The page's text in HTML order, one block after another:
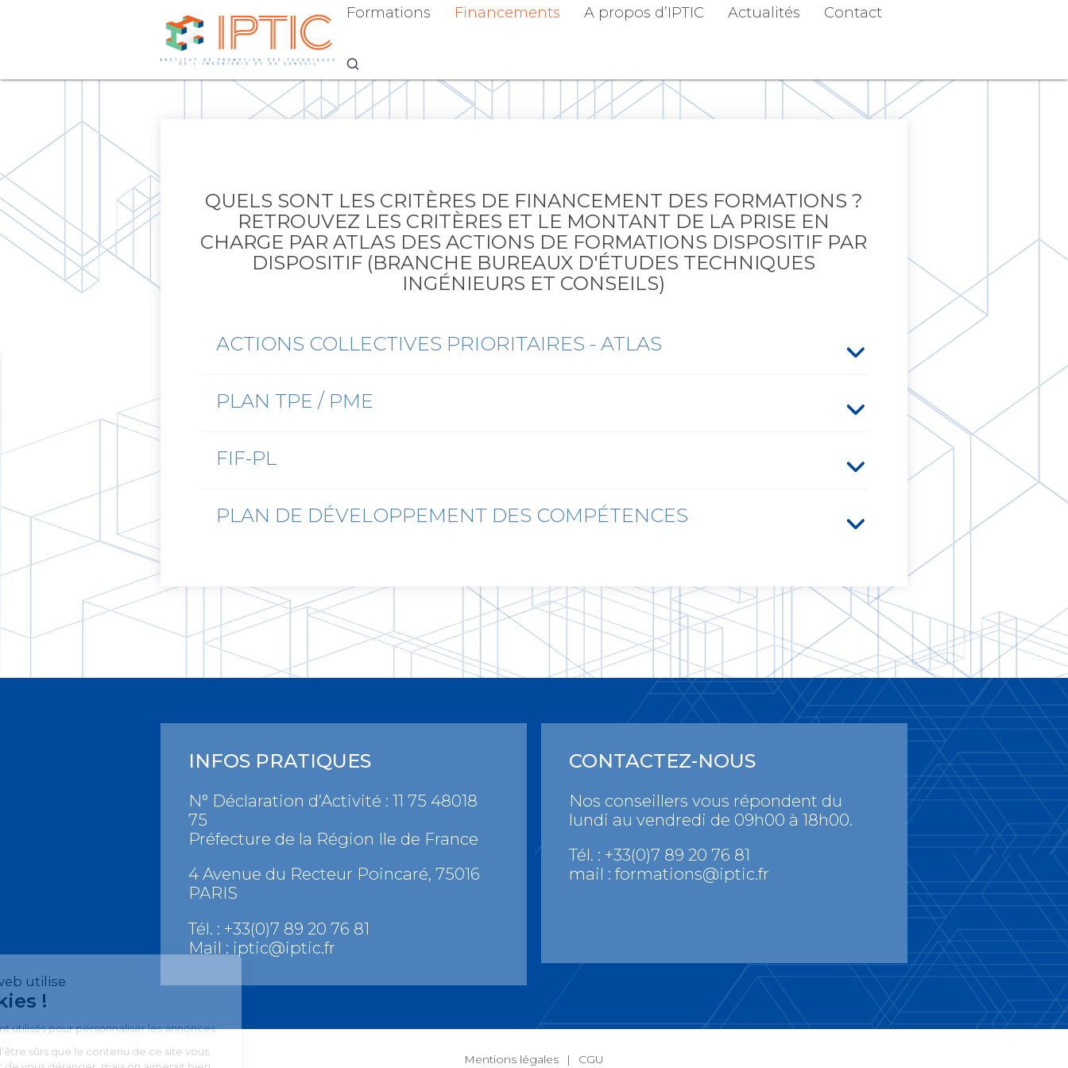
Formations Financements A propos d’IPTIC Actualités Contact
QUELS SONT LES CRITÈRES DE FINANCEMENT DES FORMATIONS ?
RETROUVEZ LES CRITÈRES ET LE MONTANT DE LA PRISE EN
CHARGE PAR ATLAS DES ACTIONS DE FORMATIONS DISPOSITIF PAR
DISPOSITIF (BRANCHE BUREAUX D'ÉTUDES TECHNIQUES
INGÉNIEURS ET CONSEILS)
ACTIONS COLLECTIVES PRIORITAIRES - ATLAS
PLAN TPE / PME
FIF-PL
PLAN DE DÉVELOPPEMENT DES COMPÉTENCES
INFOS PRATIQUES
N° Déclaration d’Activité : 11 75 48018
75
Préfecture de la Région Ile de France
4 Avenue du Recteur Poincaré, 75016
PARIS
Tél. : +33(0)7 89 20 76 81
Mail : iptic@iptic.fr
CONTACTEZ-NOUS
Nos conseillers vous répondent du
lundi au vendredi de 09h00 à 18h00.
Tél. : +33(0)7 89 20 76 81
mail :formations@iptic.fr
Mentions légales CGU
les Cookies !
personnaliser les annonces.
On a attendu d'être sûrs que le contenu de ce site vous